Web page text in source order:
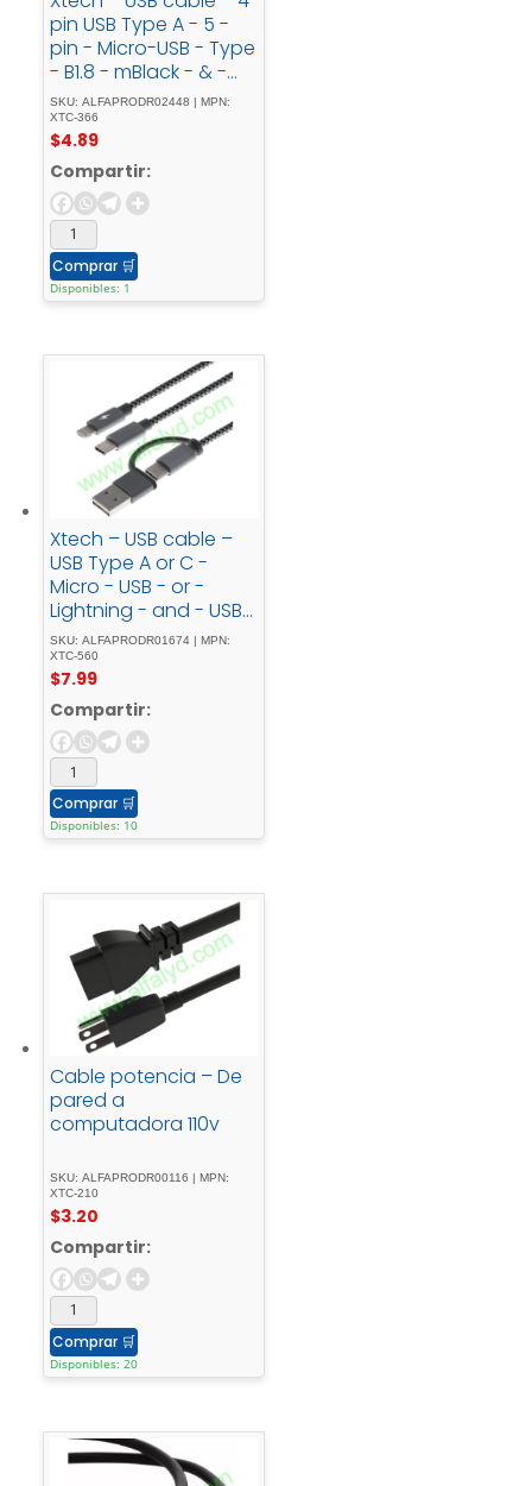
pin USB Type A - 5 -
pin - Micro-USB - Type
- B1.8 - mBlack - & -
whiteBraided - XTC-
366
SKU: ALFAPRODR02448 | MPN:
XTC-366
$4.89
Compartir:
Comprar 🛒
Disponibles: 1
Xtech – USB cable –
USB Type A or C -
Micro - USB - or -
Lightning - and - USB -
type - C1.2 - monly -
chargingXTC-560
SKU: ALFAPRODR01674 | MPN:
XTC-560
$7.99
Compartir:
Comprar 🛒
Disponibles: 10
Cable potencia – De
pared a
computadora 110v
SKU: ALFAPRODR00116 | MPN:
XTC-210
$3.20
Compartir:
Comprar 🛒
Disponibles: 20